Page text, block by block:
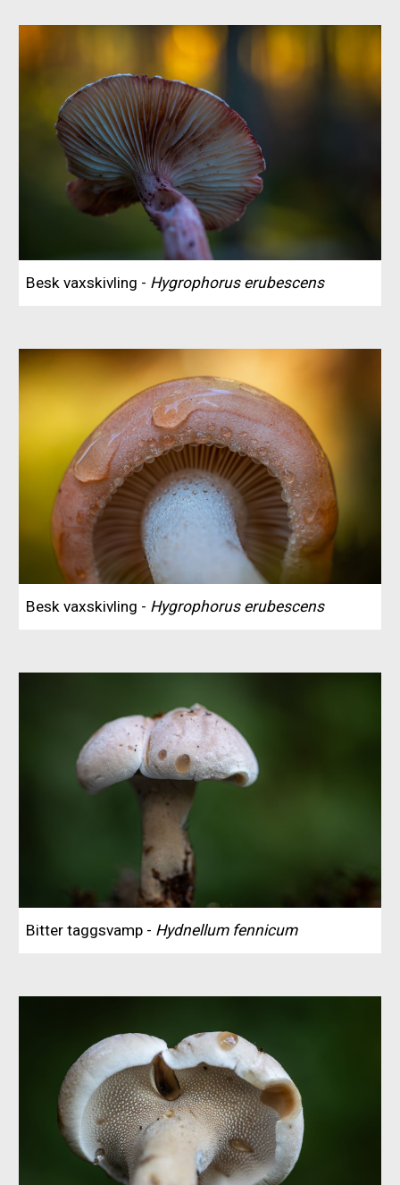
Besk vaxskivling - Hygrophorus erubescens
Besk vaxskivling - Hygrophorus erubescens
Bitter taggsvamp - Hydnellum fennicum